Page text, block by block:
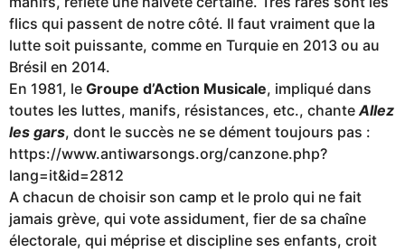
flics qui passent de notre côté. Il faut vraiment que la
lutte soit puissante, comme en Turquie en 2013 ou au
Brésil en 2014.
En 1981, le Groupe d’Action Musicale, impliqué dans
toutes les luttes, manifs, résistances, etc., chanteAllez
les gars, dont le succès ne se dément toujours pas :
https://www.antiwarsongs.org/canzone.php?
lang=it&id=2812
A chacun de choisir son camp et le prolo qui ne fait
jamais grève, qui vote assidument, fier de sa chaîne
électorale, qui méprise et discipline ses enfants, croit